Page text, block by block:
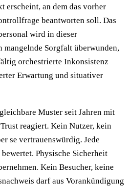
erscheint, an dem das vorher
beantworten soll. Das
wird in dieser
Sorgfalt überwunden,
orchestrierte Inkonsistenz
Erwartung und situativer
Muster seit Jahren mit
reagiert. Kein Nutzer, kein
se vertrauenswürdig. Jede
Physische Sicherheit
Kein Besucher, keine
darf aus Vorankündigung